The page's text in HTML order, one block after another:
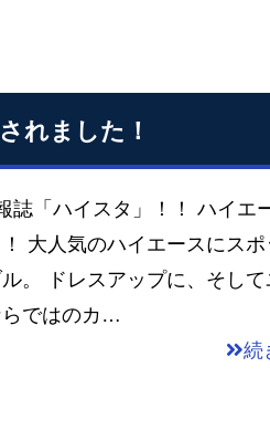
れました！
誌「ハイスタ」！！ ハイエ
大人気のハイエースにスポ
。 ドレスアップに、そして
らではのカ…
続